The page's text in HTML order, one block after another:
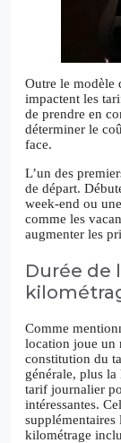
Outre le modèle
impactent les
de prendre en
déterminer le
face.
L’un des
de départ.
week-end ou
comme les
augmenter les
Durée de
Comme
location joue un
constitution du
générale, plus
tarif journalier
intéressantes.
supplémentaires
kilométrage